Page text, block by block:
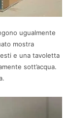
ugualmente
mostra
e una tavoletta
sott’acqua.